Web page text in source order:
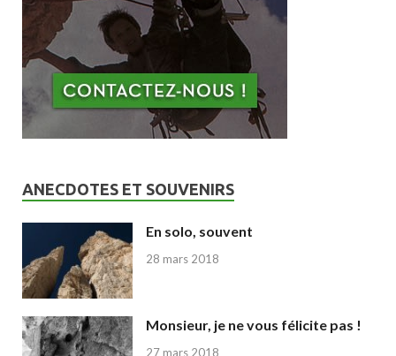
ANECDOTES ET SOUVENIRS
En solo, souvent
28 mars 2018
Monsieur, je ne vous félicite pas !
27 mars 2018